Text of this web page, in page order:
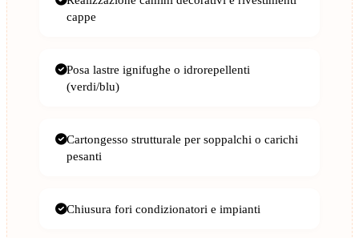
cappe
Posa lastre ignifughe o idrorepellenti
(verdi/blu)
Cartongesso strutturale per soppalchi o carichi
pesanti
Chiusura fori condizionatori e impianti